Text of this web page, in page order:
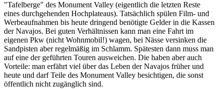
"Tafelberge" des Monument Valley (eigentlich die letzten Reste
eines durchgehenden Hochplateaus). Tatsächlich spülen Film- und
Werbeaufnahmen bis heute dringend benötigte Gelder in die Kassen
der Navajos. Bei guten Verhältnissen kann man eine Fahrt im
eigenen Pkw (nicht Wohnmobil!) wagen, bei Nässe versinken die
Sandpisten aber regelmäßig im Schlamm. Spätesten dann muss man
auf eine der geführten Touren ausweichen. Die haben aber auch
Vorteile: man erfährt viel über das Leben der Navajos früher und
heute und darf Teile des Monument Valley besichtigen, die sonst
öffentlich nicht zugänglich sind.